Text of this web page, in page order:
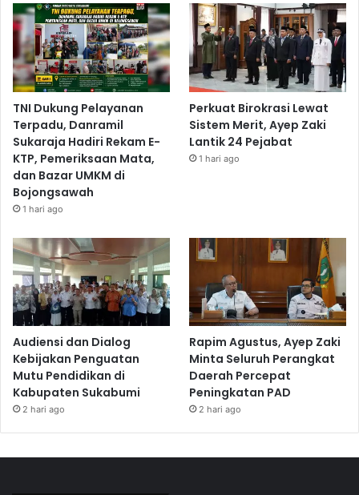
TNI Dukung Pelayanan
Terpadu, Danramil
Sukaraja Hadiri Rekam E-
KTP, Pemeriksaan Mata,
dan Bazar UMKM di
Bojongsawah
1 hari ago
Perkuat Birokrasi Lewat
Sistem Merit, Ayep Zaki
Lantik 24 Pejabat
1 hari ago
Audiensi dan Dialog
Kebijakan Penguatan
Mutu Pendidikan di
Kabupaten Sukabumi
2 hari ago
Rapim Agustus, Ayep Zaki
Minta Seluruh Perangkat
Daerah Percepat
Peningkatan PAD
2 hari ago